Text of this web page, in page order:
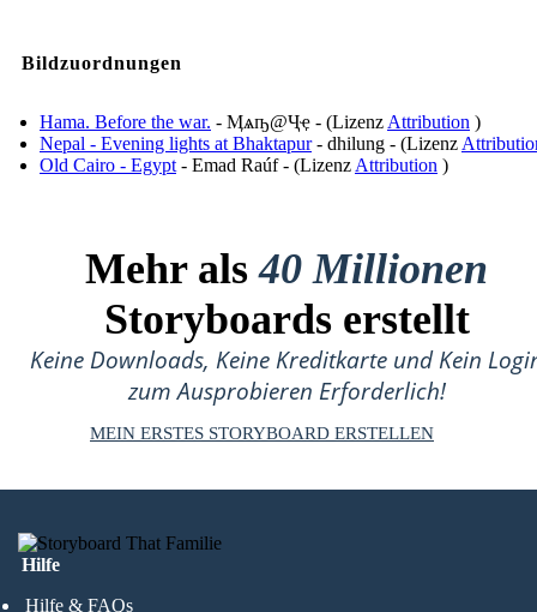
Bildzuordnungen
Hama. Before the war. - Ӎѧҧ@Ҷҿ - (Lizenz Attribution )
Nepal - Evening lights at Bhaktapur- dhilung - (Lizenz
Old Cairo - Egypt - Emad Raúf - (Lizenz Attribution )
Mehr als40 Millionen
Storyboards erstellt
Keine Downloads, Keine Kreditkarte und Kein
zum Ausprobieren Erforderlich!
MEIN ERSTES STORYBOARD ERSTELLEN
Hilfe
Hilfe & FAQs